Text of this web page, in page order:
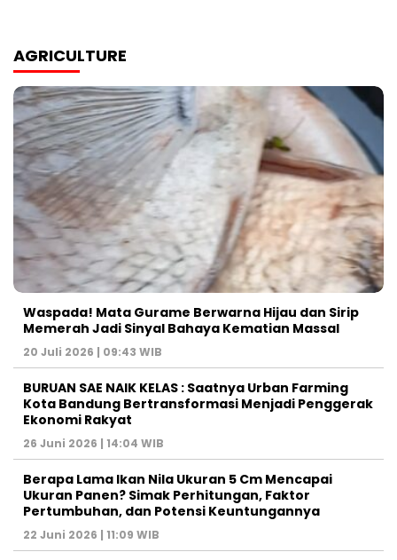
AGRICULTURE
Waspada! Mata Gurame Berwarna Hijau dan Sirip
Memerah Jadi Sinyal Bahaya Kematian Massal
20 Juli 2026 | 09:43 WIB
BURUAN SAE NAIK KELAS : Saatnya Urban Farming
Kota Bandung Bertransformasi Menjadi Penggerak
Ekonomi Rakyat
26 Juni 2026 | 14:04 WIB
Berapa Lama Ikan Nila Ukuran 5 Cm Mencapai
Ukuran Panen? Simak Perhitungan, Faktor
Pertumbuhan, dan Potensi Keuntungannya
22 Juni 2026 | 11:09 WIB